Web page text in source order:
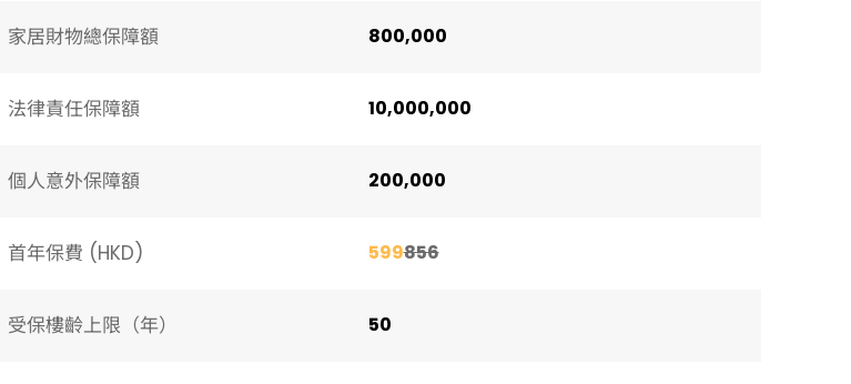
家居財物總保障額 800,000
法律責任保障額 10,000,000
個人意外保障額 200,000
首年保費 (HKD) 599856
受保樓齡上限（年）​ 50